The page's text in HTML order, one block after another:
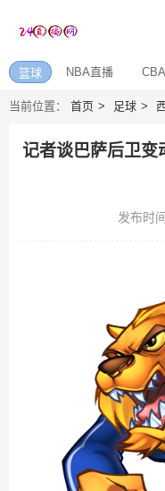
篮球 NBA直播
当前位置： 首页 足球
记者谈巴萨后卫变
发布时